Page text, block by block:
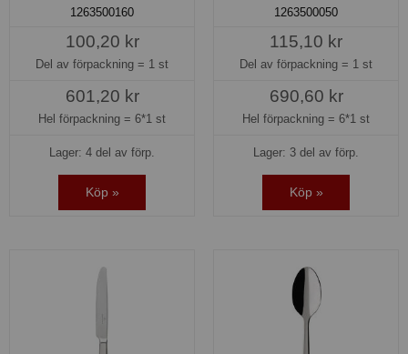
1263500160
100,20 kr
Del av förpackning = 1 st
601,20 kr
Hel förpackning = 6*1 st
Lager: 4 del av förp.
Köp »
1263500050
115,10 kr
Del av förpackning = 1 st
690,60 kr
Hel förpackning = 6*1 st
Lager: 3 del av förp.
Köp »